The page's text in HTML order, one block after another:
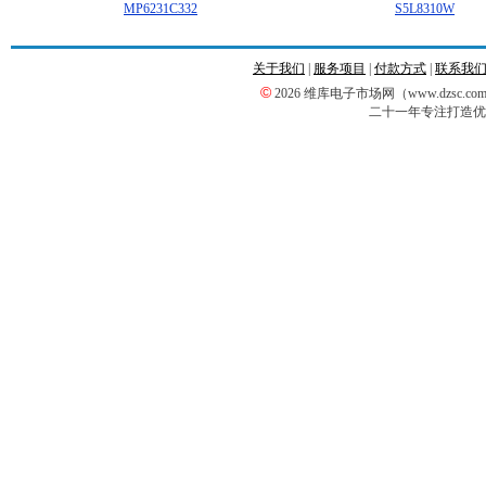
MP6231C332
S5L8310W
关于我们 服务项目 付款方式 联系我们
© 2026 维库电子市场网（
二十一年专注打造